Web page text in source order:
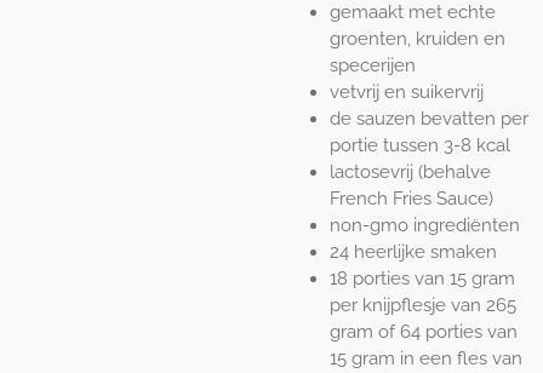
gemaakt met echte
groenten, kruiden en
specerijen
vetvrij en suikervrij
de sauzen bevatten per
portie tussen 3-8 kcal
lactosevrij (behalve
French Fries Sauce)
non-gmo ingrediënten
24 heerlijke smaken
18 porties van 15 gram
per knijpflesje van 265
gram of 64 porties van
15 gram in een fles van